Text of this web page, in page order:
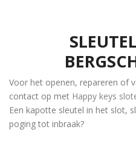
Voor het openen, repareren of
contact op met Happy keys
Een kapotte sleutel in het slot,
poging tot inbraak?